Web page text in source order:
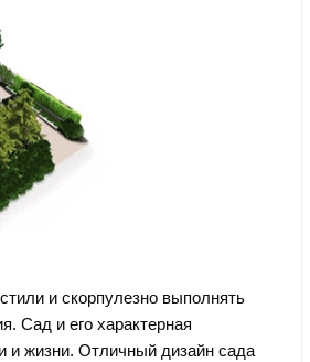
и скорпулезно выполнять
Сад и его характерная
и жизни. Отличный дизайн сада